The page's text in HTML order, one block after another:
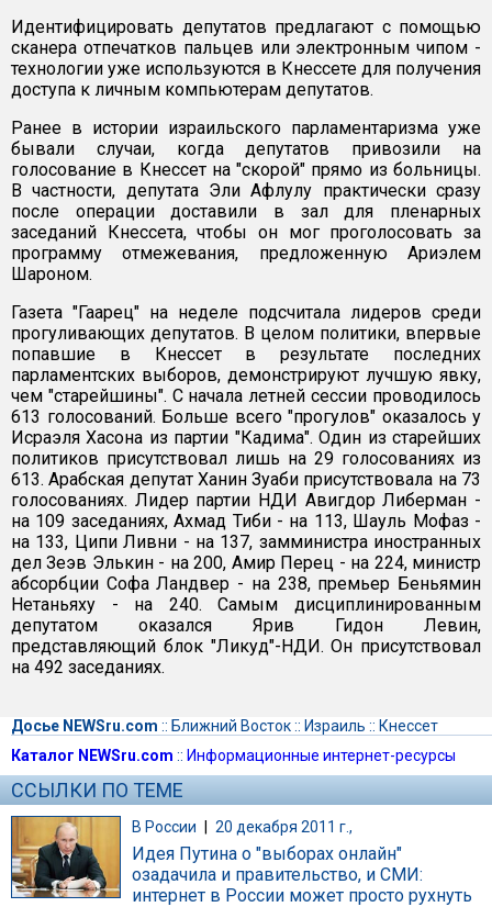
Идентифицировать депутатов предлагают с помощью
сканера отпечатков пальцев или электронным чипом -
технологии уже используются в Кнессете для получения
доступа к личным компьютерам депутатов.
Ранее в истории израильского парламентаризма уже
бывали случаи, когда депутатов привозили на
голосование в Кнессет на "скорой" прямо из больницы.
В частности, депутата Эли Афлулу практически сразу
после операции доставили в зал для пленарных
заседаний Кнессета, чтобы он мог проголосовать за
программу отмежевания, предложенную Ариэлем
Шароном.
Газета "Гаарец" на неделе подсчитала лидеров среди
прогуливающих депутатов. В целом политики, впервые
попавшие в Кнессет в результате последних
парламентских выборов, демонстрируют лучшую явку,
чем "старейшины". С начала летней сессии проводилось
613 голосований. Больше всего "прогулов" оказалось у
Исраэля Хасона из партии "Кадима". Один из старейших
политиков присутствовал лишь на 29 голосованиях из
613. Арабская депутат Ханин Зуаби присутствовала на 73
голосованиях. Лидер партии НДИ Авигдор Либерман -
на 109 заседаниях, Ахмад Тиби - на 113, Шауль Мофаз -
на 133, Ципи Ливни - на 137, замминистра иностранных
дел Зеэв Элькин - на 200, Амир Перец - на 224, министр
абсорбции Софа Ландвер - на 238, премьер Беньямин
Нетаньяху - на 240. Самым дисциплинированным
депутатом оказался Ярив Гидон Левин,
представляющий блок "Ликуд"-НДИ. Он присутствовал
на 492 заседаниях.
Досье NEWSru.com :: Ближний Восток:: Израиль :: Кнессет
Каталог NEWSru.com :: Информационные интернет-ресурсы
ССЫЛКИ ПО ТЕМЕ
В России | 20 декабря 2011 г.,
Идея Путина о "выборах онлайн"
озадачила и правительство, и СМИ:
интернет в России может просто рухнуть